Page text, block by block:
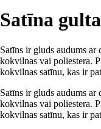
Satīna
Satīns ir gluds audums ar
kokvilnas vai poliestera.
kokvilnas satīnu, kas ir
Satīns ir gluds audums ar
kokvilnas vai poliestera.
kokvilnas satīnu, kas ir